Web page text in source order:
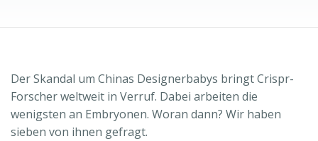
Der Skandal um Chinas Designerbabys bringt Crispr-
Forscher weltweit in Verruf. Dabei arbeiten die
wenigsten an Embryonen. Woran dann? Wir haben
sieben von ihnen gefragt.